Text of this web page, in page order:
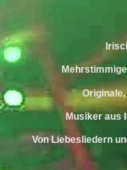
Musiker aus
Von Liebesliedern